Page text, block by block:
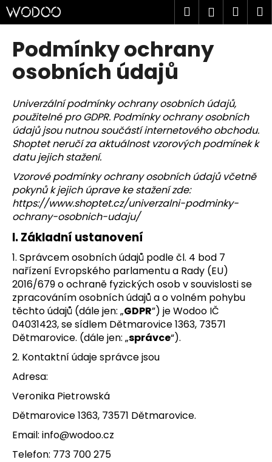
Přejít
na
obsah
Hledat
Podmínky ochrany
osobních údajů
Univerzální podmínky ochrany osobních údajů,
použitelné pro GDPR. Podmínky ochrany osobních
údajů jsou nutnou součástí internetového obchodu.
Shoptet neručí za aktuálnost vzorových podmínek k
datu jejich stažení.
Vzorové podmínky ochrany osobních údajů včetně
pokynů k jejich úprave ke stažení zde:
https://www.shoptet.cz/univerzalni-podminky-
ochrany-osobnich-udaju/
I.Základní ustanovení
1. Správcem osobních údajů podle čl. 4 bod 7
nařízení Evropského parlamentu a Rady (EU)
2016/679 o ochraně fyzických osob v souvislosti se
zpracováním osobních údajů a o volném pohybu
těchto údajů (dále jen: „GDPR”) je Wodoo IČ
04031423, se sídlem Dětmarovice 1363, 73571
Dětmarovice. (dále jen: „správce“).
2. Kontaktní údaje správce jsou
Adresa:
Veronika Pietrowská
Dětmarovice 1363, 73571 Dětmarovice.
Email: info@wodoo.cz
Telefon: 773 700 275
K
o
C
o
p
o
t
ř
e
b
u
j
e
t
e
n
a
j
í
t
?
HLEDAT